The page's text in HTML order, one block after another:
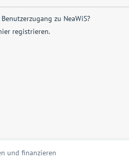
zu NeaWiS?
registrieren.
und finanzieren